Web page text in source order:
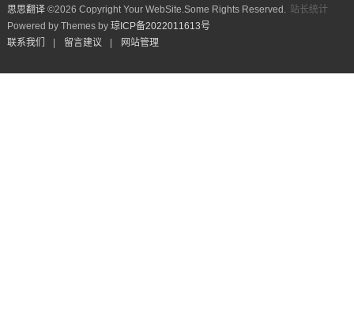
思思翻译©2026 Copyright Your WebSite.Some Rights Reserved. 站长统计
Powered by Themes by 琼ICP备2022011613号
联系我们
留言建议 网站管理